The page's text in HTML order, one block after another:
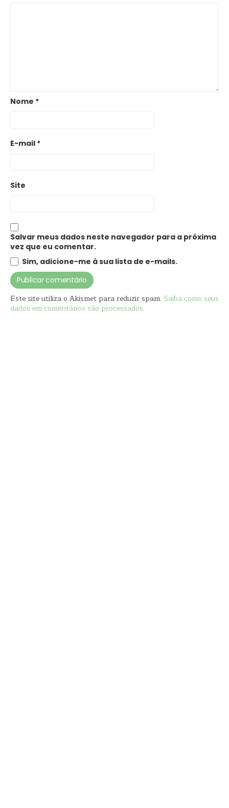
Nome *
E-mail *
Site
Salvar meus dados neste navegador para a próxima
vez que eu comentar.
Sim, adicione-me à sua lista de e-mails.
Este site utiliza o Akismet para reduzir spam. Saiba como seus
dados em comentários são processados.